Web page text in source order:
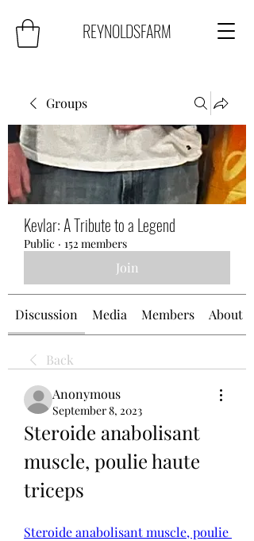
REYNOLDSFARM
Groups
Kevlar: A Tribute to a Legend
Public · 152 members
Join
Discussion Media Members About
Back
Anonymous
September 8, 2023
Steroide anabolisant
muscle, poulie haute
triceps
Steroide anabolisant muscle, poulie